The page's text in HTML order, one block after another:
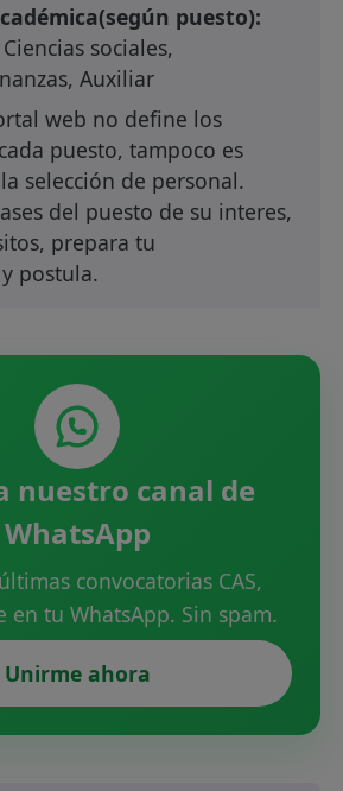
puesto):
sociales,
Auxiliar
web no define los
puesto, tampoco es
selección de personal.
del puesto de su interes,
prepara tu
postula.
nuestro canal de
WhatsApp
convocatorias CAS,
en tu WhatsApp. Sin spam.
Unirme ahora